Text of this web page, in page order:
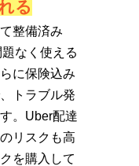
る
整備済み
なく使える
に保険込み
トラブル発
。Uber配達
リスクも高
を購入して